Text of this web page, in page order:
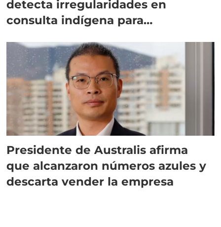
detecta irregularidades en
consulta indígena para
Presidente de Australis afirma
que alcanzaron números azules y
descarta vender la empresa